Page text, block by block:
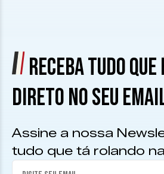
RECEBA TUDO QUE
DIRETO NO SEU
Assine a nossa
tudo que tá rolando